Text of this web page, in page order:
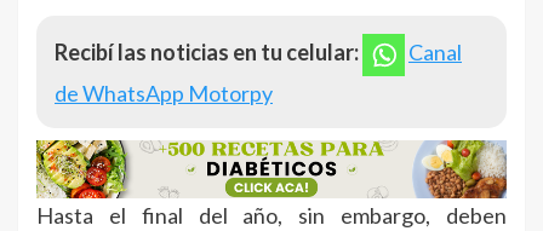
Recibí las noticias en tu celular:
Canal
de WhatsApp Motorpy
Hasta el final del año, sin embargo, deben